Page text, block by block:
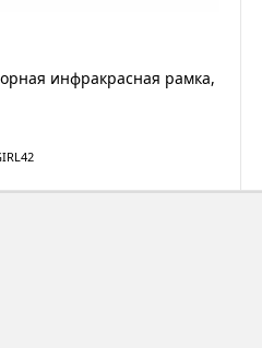
инфракрасная рамка,